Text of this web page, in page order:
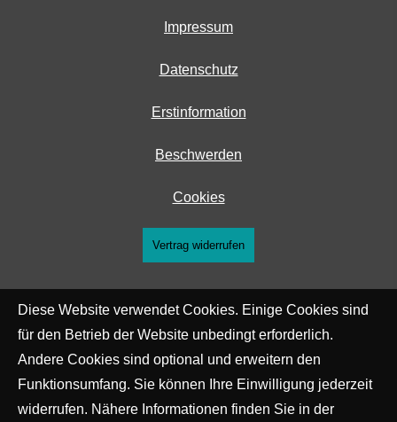
Impressum
Datenschutz
Erstinformation
Beschwerden
Cookies
Vertrag widerrufen
Diese Website verwendet Cookies. Einige Cookies sind
für den Betrieb der Website unbedingt erforderlich.
Andere Cookies sind optional und erweitern den
Funktionsumfang. Sie können Ihre Einwilligung jederzeit
widerrufen. Nähere Informationen finden Sie in der